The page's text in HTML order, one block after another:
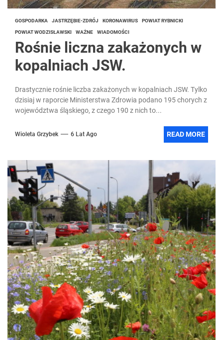
GOSPODARKA JASTRZĘBIE-ZDRÓJ KORONAWIRUS POWIAT RYBNICKI
POWIAT WODZISŁAWSKI WAŻNE WIADOMOŚCI
Rośnie liczna zakażonych w
kopalniach JSW.
Drastycznie rośnie liczba zakażonych w kopalniach JSW. Tylko
dzisiaj w raporcie Ministerstwa Zdrowia podano 195 chorych z
województwa śląskiego, z czego 190 z nich to...
Wioleta Grzybek 6 Lat Ago READ MORE